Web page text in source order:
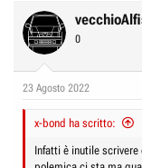
0
23 Agosto 2022
x-bond ha scritto:
Infatti è inutile